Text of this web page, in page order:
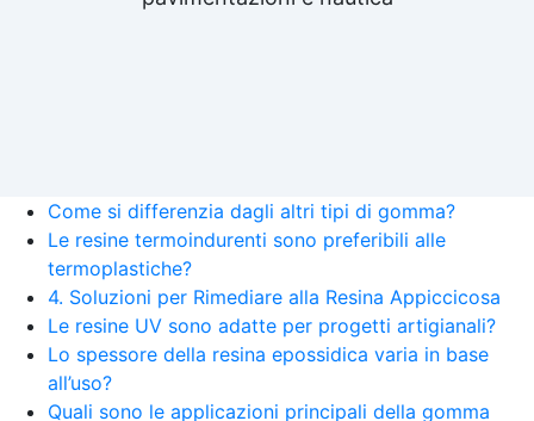
Come si differenzia dagli altri tipi di gomma?
Le resine termoindurenti sono preferibili alle
termoplastiche?
4. Soluzioni per Rimediare alla Resina Appiccicosa
Le resine UV sono adatte per progetti artigianali?
Lo spessore della resina epossidica varia in base
all’uso?
Quali sono le applicazioni principali della gomma